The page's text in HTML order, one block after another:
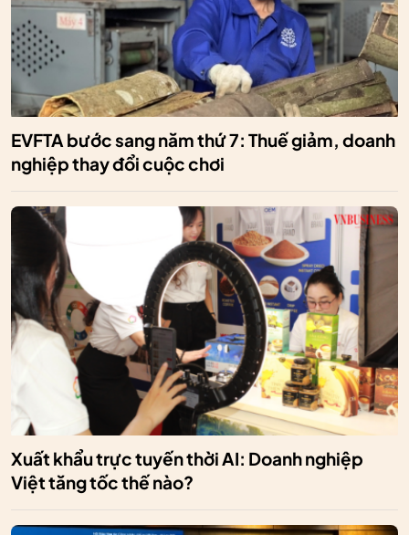
EVFTA bước sang năm thứ 7: Thuế giảm, doanh
nghiệp thay đổi cuộc chơi
Xuất khẩu trực tuyến thời AI: Doanh nghiệp
Việt tăng tốc thế nào?